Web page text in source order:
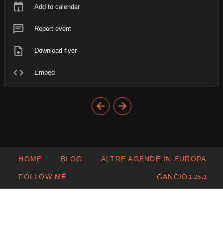
Add to calendar
Report event
Download flyer
Embed
HOME BLOG ALTRE AGENDE IN EUROPA
FOLLOW ME GANCIO 1.25.1